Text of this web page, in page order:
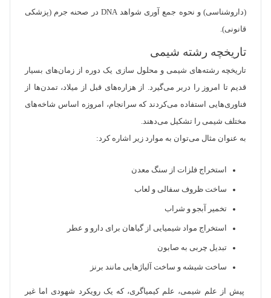
(داروشناسی) و نحوه جمع آوری شواهد DNA در صحنه جرم (پزشکی
قانونی).
تاریخچه رشته شیمی
تاریخچه رشته‌های شیمی و محلول سازی یک دوره از زمان‌های بسیار
قدیم تا امروز را دربر می‌گیرد. از هزاره‌های قبل از میلاد، تمدن‌ها از
فناوری‌هایی استفاده می‌کردند که سرانجام، امروزه اساس شاخه‌های
مختلف شیمی را تشکیل می‌دهند.
به عنوان مثال می‌توان به موارد زیر اشاره کرد:
استخراج فلزات از سنگ معدن
ساخت ظروف سفالی و لعاب
تخمیر آبجو و شراب
استخراج مواد شیمیایی از گیاهان برای دارو و عطر
تبدیل چربی به صابون
ساخت شیشه و ساخت آلیاژهایی مانند برنز
پیش از علم شیمی‌، علم کیمیاگری‌، که یک رویکرد شهودی اما غیر